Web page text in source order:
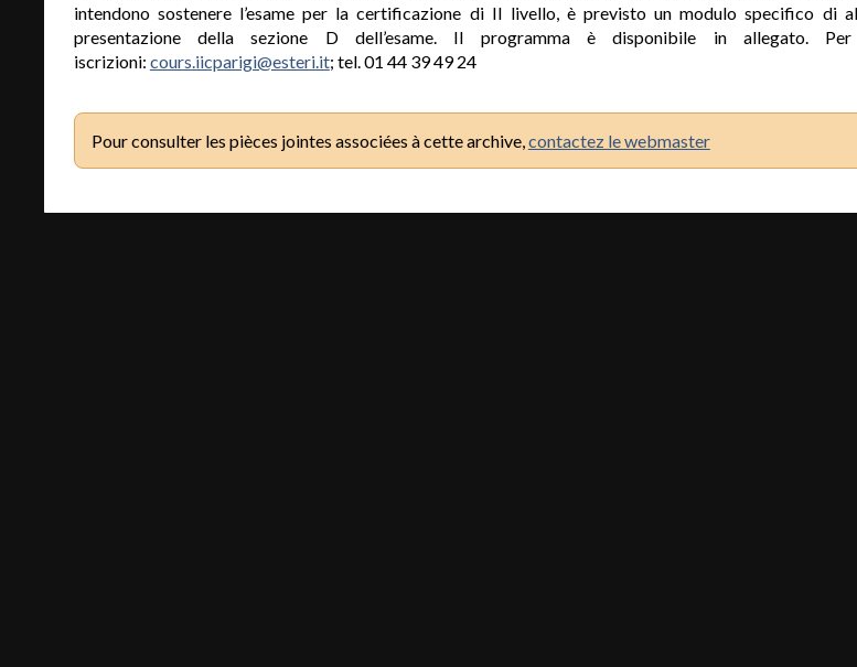
intendono sostenere l’esame per la certificazione di II livello, è previsto un modulo specifico di
presentazione della sezione D dell’esame. Il programma è disponibile in allegato.
iscrizioni: cours.iicparigi@esteri.it; tel. 01 44 39 49 24
Pour consulter les pièces jointes associées à cette archive, contactez le webmaster